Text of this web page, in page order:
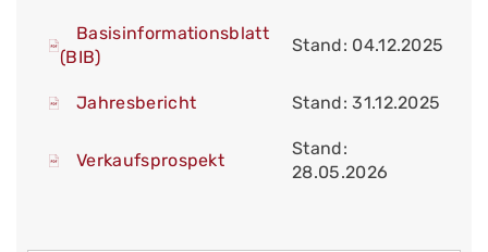
Basisinformationsblatt
(BIB)
Stand: 04.12.2025
Jahresbericht Stand: 31.12.2025
Verkaufsprospekt
Stand:
28.05.2026